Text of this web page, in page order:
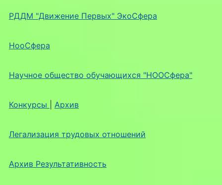
РДДМ "Движение Первых" ЭкоСфера
НооСфера
Научное общество обучающихся "НООСфера"
Конкурсы Архив
Легализация трудовых отношений
Архив Результативность